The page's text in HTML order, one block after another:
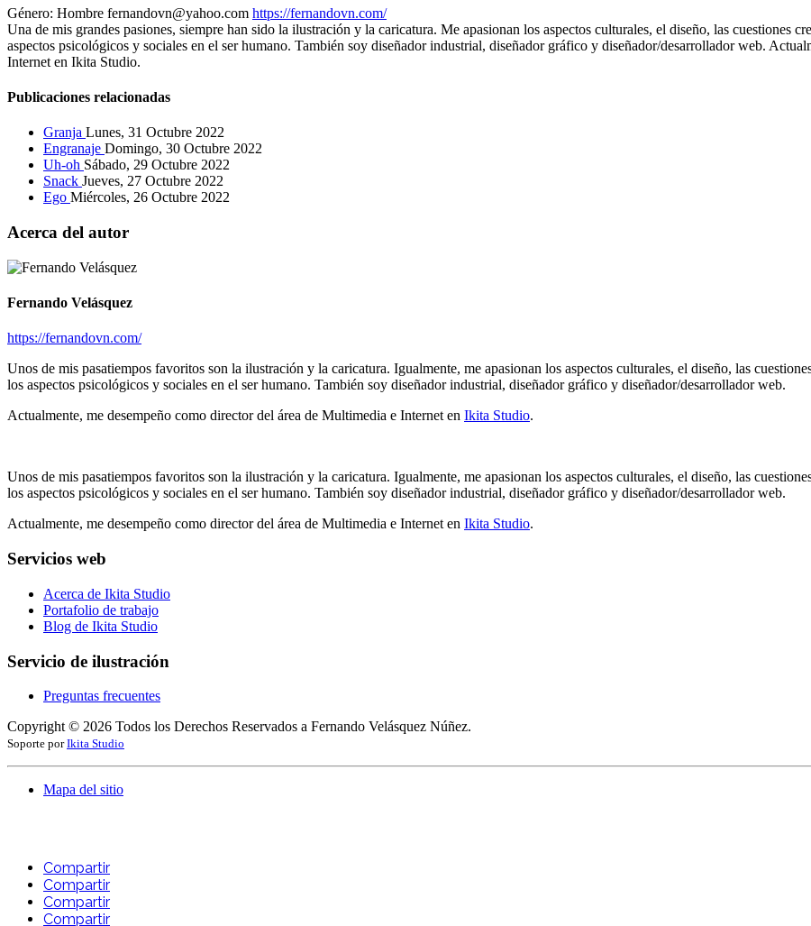
Género: Hombre fernandovn@yahoo.com https://fernandovn.com/
Una de mis grandes pasiones, siempre han sido la ilustración y la caricatura. Me apasionan los aspectos culturales, el diseño, las cuestiones
aspectos psicológicos y sociales en el ser humano. También soy diseñador industrial, diseñador gráfico y diseñador/desarrollador web.
Internet en Ikita Studio.
Publicaciones relacionadas
Granja Lunes, 31 Octubre 2022
Engranaje Domingo, 30 Octubre 2022
Uh-oh Sábado, 29 Octubre 2022
Snack Jueves, 27 Octubre 2022
Ego Miércoles, 26 Octubre 2022
Acerca del autor
Fernando Velásquez
https://fernandovn.com/
Unos de mis pasatiempos favoritos son la ilustración y la caricatura. Igualmente, me apasionan los aspectos culturales, el diseño, las
los aspectos psicológicos y sociales en el ser humano. También soy diseñador industrial, diseñador gráfico y diseñador/desarrollador web.
Actualmente, me desempeño como director del área de Multimedia e Internet en Ikita Studio.
Unos de mis pasatiempos favoritos son la ilustración y la caricatura. Igualmente, me apasionan los aspectos culturales, el diseño, las
los aspectos psicológicos y sociales en el ser humano. También soy diseñador industrial, diseñador gráfico y diseñador/desarrollador web.
Actualmente, me desempeño como director del área de Multimedia e Internet en Ikita Studio.
Servicios web
Acerca de Ikita Studio
Portafolio de trabajo
Blog de Ikita Studio
Servicio de ilustración
Preguntas frecuentes
Copyright © 2026 Todos los Derechos Reservados a Fernando Velásquez Núñez.
Soporte porIkita Studio
Mapa del sitio
Compartir
Compartir
Compartir
Compartir